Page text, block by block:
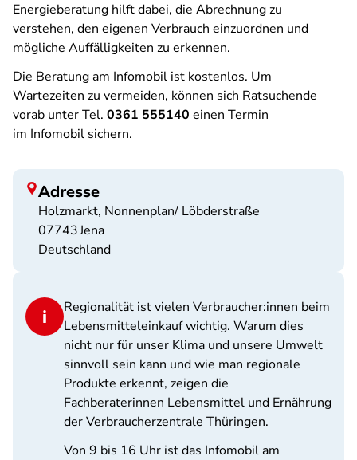
Energieberatung hilft dabei, die Abrechnung zu
verstehen, den eigenen Verbrauch einzuordnen und
mögliche Auffälligkeiten zu erkennen.
Die Beratung am Infomobil ist kostenlos. Um
Wartezeiten zu vermeiden, können sich Ratsuchende
vorab unter Tel. 0361 555140 einen Termin
im Infomobil sichern.
Adresse
Holzmarkt, Nonnenplan/ Löbderstraße
07743Jena
Deutschland
Regionalität ist vielen Verbraucher:innen beim
Lebensmitteleinkauf wichtig. Warum dies
nicht nur für unser Klima und unsere Umwelt
sinnvoll sein kann und wie man regionale
Produkte erkennt, zeigen die
Fachberaterinnen Lebensmittel und Ernährung
der Verbraucherzentrale Thüringen.
Von 9 bis 16 Uhr ist das Infomobil am